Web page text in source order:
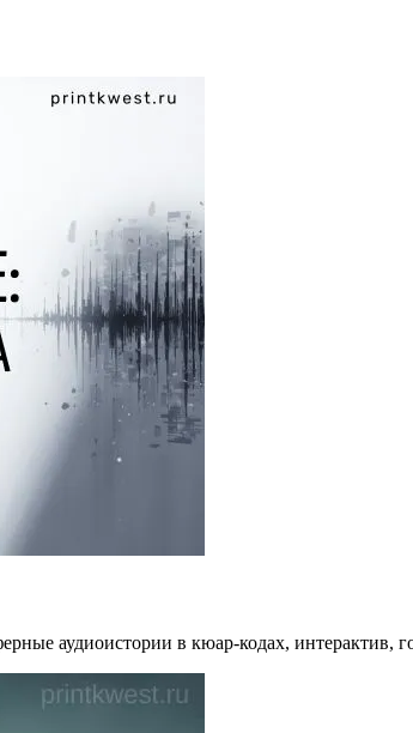
аудиоистории в кюар-кодах, интерактив,